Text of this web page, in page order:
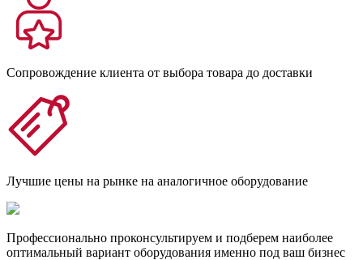
Сопровождение клиента от выбора товара до доставки
Лучшие цены на рынке на аналогичное оборудование
Профессионально проконсультируем и подберем наиболее
оптимальный вариант оборудования именно под ваш бизнес